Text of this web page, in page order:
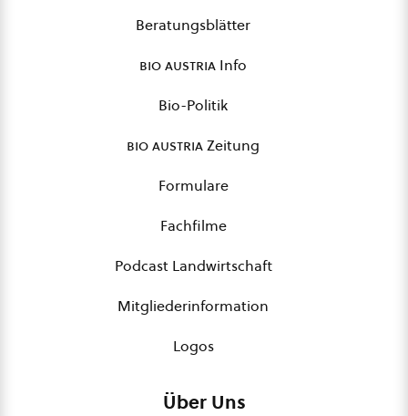
Beratungsblätter
bio austria Info
Bio-Politik
bio austriaZeitung
Formulare
Fachfilme
Podcast Landwirtschaft
Mitgliederinformation
Logos
Über Uns